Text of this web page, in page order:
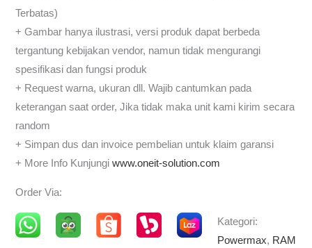
Terbatas)
+ Gambar hanya ilustrasi, versi produk dapat berbeda
tergantung kebijakan vendor, namun tidak mengurangi
spesifikasi dan fungsi produk
+ Request warna, ukuran dll. Wajib cantumkan pada
keterangan saat order, Jika tidak maka unit kami kirim secara
random
+ Simpan dus dan invoice pembelian untuk klaim garansi
+ More Info Kunjungiwww.oneit-solution.com
Order Via:
Kategori:
Powermax, RAM